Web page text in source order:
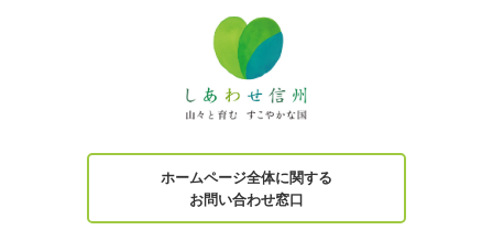
ホームページ全体に関する
お問い合わせ窓口